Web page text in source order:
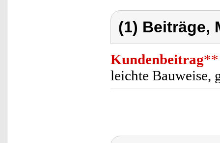
(1) Beiträge,
Kundenbeitrag**
leichte Bauweise,